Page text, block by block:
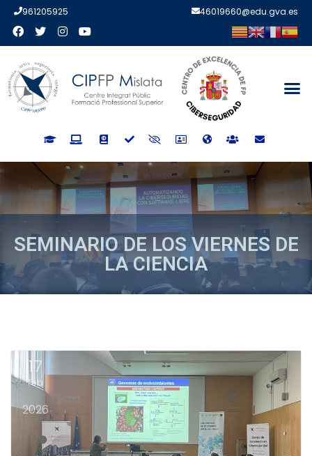
961205925 46019660@edu.gva.es
SEMINARIO DE LOS VIERNES DE
LA CIENCIA
17
Feb
2026